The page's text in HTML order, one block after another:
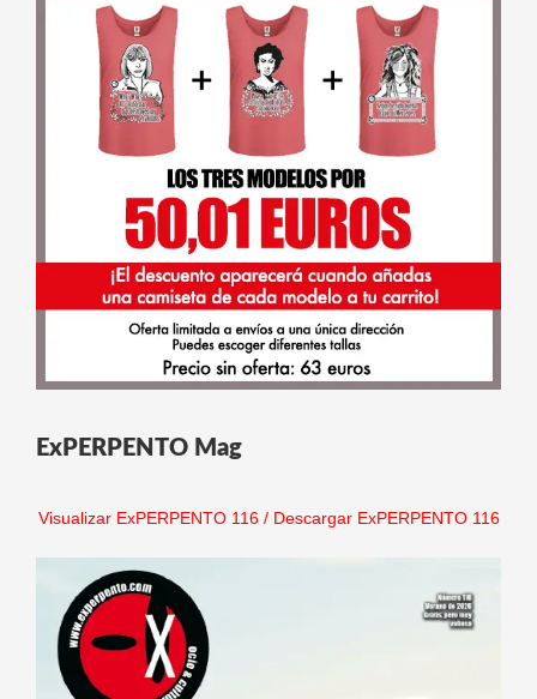
ExPERPENTO Mag
Visualizar ExPERPENTO 116/ Descargar ExPERPENTO 116